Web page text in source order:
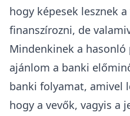
hogy képesek lesznek
finanszírozni, de
Mindenkinek a
ajánlom a banki
banki folyamat, amivel
hogy a vevők, vagyis a